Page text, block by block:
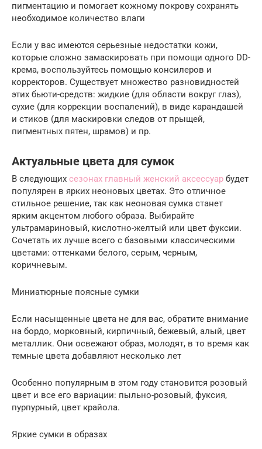
пигментацию и помогает кожному покрову сохранять
необходимое количество влаги
Если у вас имеются серьезные недостатки кожи,
которые сложно замаскировать при помощи одного DD-
крема, воспользуйтесь помощью консилеров и
корректоров. Существует множество разновидностей
этих бьюти-средств: жидкие (для области вокруг глаз),
сухие (для коррекции воспалений), в виде карандашей
и стиков (для маскировки следов от прыщей,
пигментных пятен, шрамов) и пр.
Актуальные цвета для сумок
В следующих сезонах главный женский аксессуар будет
популярен в ярких неоновых цветах. Это отличное
стильное решение, так как неоновая сумка станет
ярким акцентом любого образа. Выбирайте
ультрамариновый, кислотно-желтый или цвет фуксии.
Сочетать их лучше всего с базовыми классическими
цветами: оттенками белого, серым, черным,
коричневым.
Миниатюрные поясные сумки
Если насыщенные цвета не для вас, обратите внимание
на бордо, морковный, кирпичный, бежевый, алый, цвет
металлик. Они освежают образ, молодят, в то время как
темные цвета добавляют несколько лет
Особенно популярным в этом году становится розовый
цвет и все его вариации: пыльно-розовый, фуксия,
пурпурный, цвет крайола.
Яркие сумки в образах